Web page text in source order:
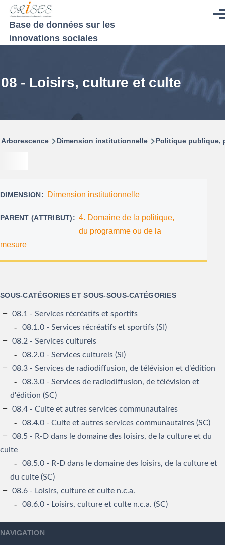
Aller au contenu principal
Base de données sur les
innovations sociales
08 - Loisirs, culture et culte
Fil
Arborescence Dimension institutionnelle Politique publique,
DIMENSION Dimension institutionnelle
PARENT (ATTRIBUT)
4. Domaine de la politique,
du programme ou de la
mesure
SOUS-CATÉGORIES ET SOUS-SOUS-CATÉGORIES
08.1 - Services récréatifs et sportifs
08.1.0 - Services récréatifs et sportifs (SI)
08.2 - Services culturels
08.2.0 - Services culturels (SI)
08.3 - Services de radiodiffusion, de télévision et d'édition
08.3.0 - Services de radiodiffusion, de télévision et
d'édition (SC)
08.4 - Culte et autres services communautaires
08.4.0 - Culte et autres services communautaires (SC)
08.5 - R-D dans le domaine des loisirs, de la culture et du
culte
08.5.0 - R-D dans le domaine des loisirs, de la culture et
du culte (SC)
08.6 - Loisirs, culture et culte n.c.a.
08.6.0 - Loisirs, culture et culte n.c.a. (SC)
NAVIGATION